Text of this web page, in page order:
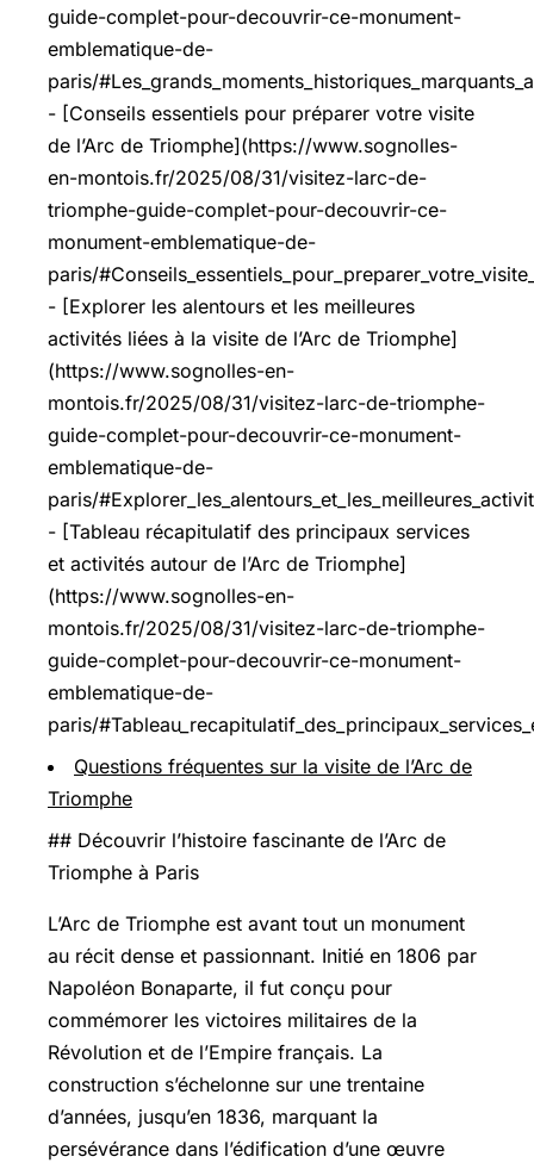
guide-complet-pour-decouvrir-ce-monument-
emblematique-de-
paris/
- [Conseils essentiels pour préparer votre visite
de l’Arc de Triomphe](https://www.sognolles-
en-montois.fr/2025/08/31/visitez-larc-de-
triomphe-guide-complet-pour-decouvrir-ce-
monument-emblematique-de-
paris/
- [Explorer les alentours et les meilleures
activités liées à la visite de l’Arc de Triomphe]
(https://www.sognolles-en-
montois.fr/2025/08/31/visitez-larc-de-triomphe-
guide-complet-pour-decouvrir-ce-monument-
emblematique-de-
paris/
- [Tableau récapitulatif des principaux services
et activités autour de l’Arc de Triomphe]
(https://www.sognolles-en-
montois.fr/2025/08/31/visitez-larc-de-triomphe-
guide-complet-pour-decouvrir-ce-monument-
emblematique-de-
paris/
Questions fréquentes sur la visite de l’Arc de
Triomphe
## Découvrir l’histoire fascinante de l’Arc de
Triomphe à Paris
L’Arc de Triomphe est avant tout un monument
au récit dense et passionnant. Initié en 1806 par
Napoléon Bonaparte, il fut conçu pour
commémorer les victoires militaires de la
Révolution et de l’Empire français. La
construction s’échelonne sur une trentaine
d’années, jusqu’en 1836, marquant la
persévérance dans l’édification d’une œuvre